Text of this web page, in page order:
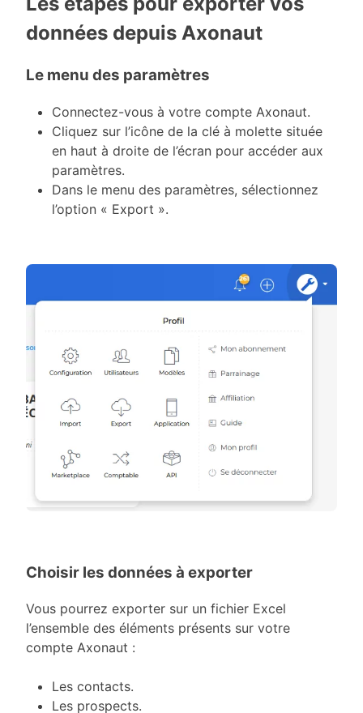
données depuis Axonaut
Le menu des paramètres
Connectez-vous à votre compte Axonaut.
Cliquez sur l’icône de la clé à molette située
en haut à droite de l’écran pour accéder aux
paramètres.
Dans le menu des paramètres, sélectionnez
l’option « Export ».
Choisir les données à exporter
Vous pourrez exporter sur un fichier Excel
l’ensemble des éléments présents sur votre
compte Axonaut :
Les contacts.
Les prospects.